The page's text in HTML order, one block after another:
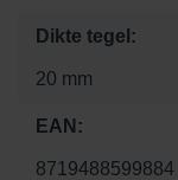
Dikte tegel:
20 mm
EAN:
8719488599884